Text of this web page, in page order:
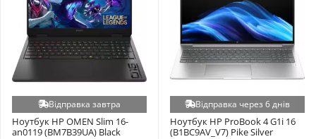
Відправка завтра
Ноутбук HP OMEN Slim 16-
an0119 (BM7B39UA) Black
Відправка через 6 днів
Ноутбук HP ProBook 4 G1i 16
(B1BC9AV_V7) Pike Silver